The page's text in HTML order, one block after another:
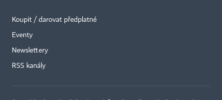
Koupit / darovat předplatné
Eventy
Newslettery
RSS kanály